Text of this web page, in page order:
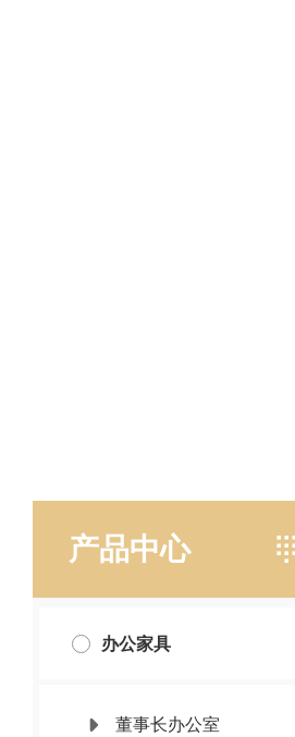
产品中心
办公家具
董事长办公室